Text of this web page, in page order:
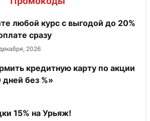
любой курс с выгодой до 20%
сразу
2026
кредитную карту по акции
дней без %»
15% на Урьяж!